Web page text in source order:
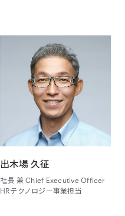
出木場 久征
社長 兼 Chief Executive Officer
HRテクノロジー事業担当